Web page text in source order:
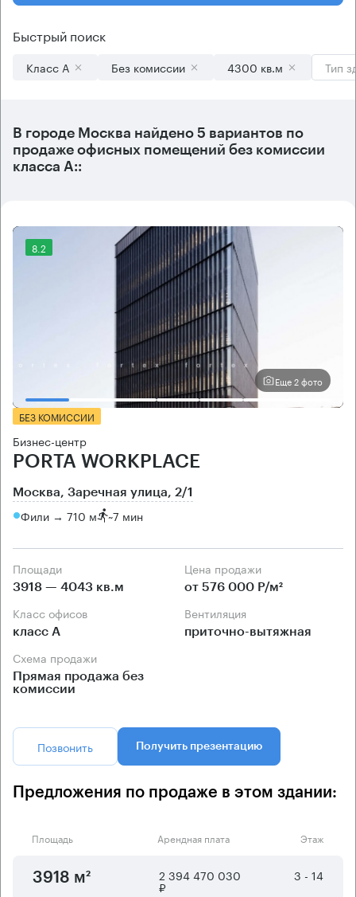
Быстрый поиск
Класс А Без комиссии 4300 кв.м Тип
В городе Москва найдено 5 вариантов по
продаже офисных помещений без комиссии
класса А::
8.2
Еще 2 фото
БЕЗ КОМИССИИ
Бизнес-центр
PORTA WORKPLACE
Москва, Заречная улица, 2/1
Фили → 710 м ~7 мин
Площади
3918 — 4043 кв.м
Цена продажи
от 576 000 Р/м²
Класс офисов
класс А
Вентиляция
приточно-вытяжная
Схема продажи
Прямая продажа без
комиссии
Позвонить Получить презентацию
Предложения по продаже в этом здании:
Площадь Арендная плата Этаж
3918 м² 2 394 470 030
₽
3 - 14